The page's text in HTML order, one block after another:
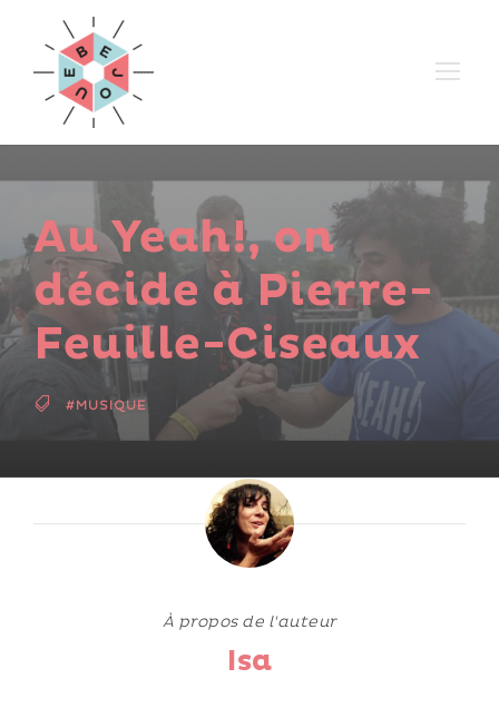
Au Yeah!, on
décide à Pierre-
Feuille-Ciseaux
#MUSIQUE
À propos de l'auteur
Isa